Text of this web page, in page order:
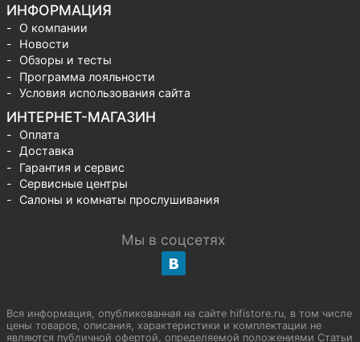
ИНФОРМАЦИЯ
О компании
Новости
Обзоры и тесты
Программа лояльности
Условия использования сайта
ИНТЕРНЕТ-МАГАЗИН
Оплата
Доставка
Гарантия и сервис
Сервисные центры
Салоны и комнаты прослушивания
Мы в соцсетях
Вся информация, опубликованная на сайте hifistore.ru, в том числе
цены товаров, описания, характеристики и комплектации не
являются публичной офертой, определяемой положениями Статьи